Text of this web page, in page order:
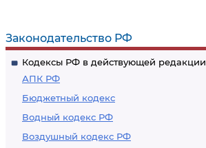
Законодательство РФ
Кодексы РФ в действующей редакции
АПК РФ
Бюджетный кодекс
Водный кодекс РФ
Воздушный кодекс РФ